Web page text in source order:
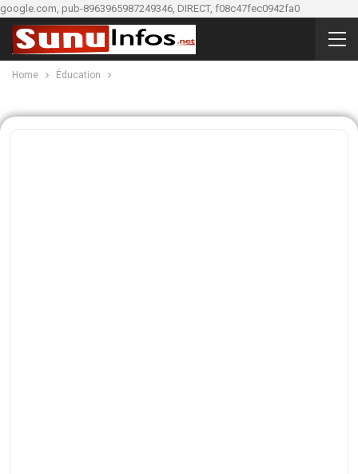
google.com, pub-8963965987249346, DIRECT, f08c47fec0942fa0
Home Éducation